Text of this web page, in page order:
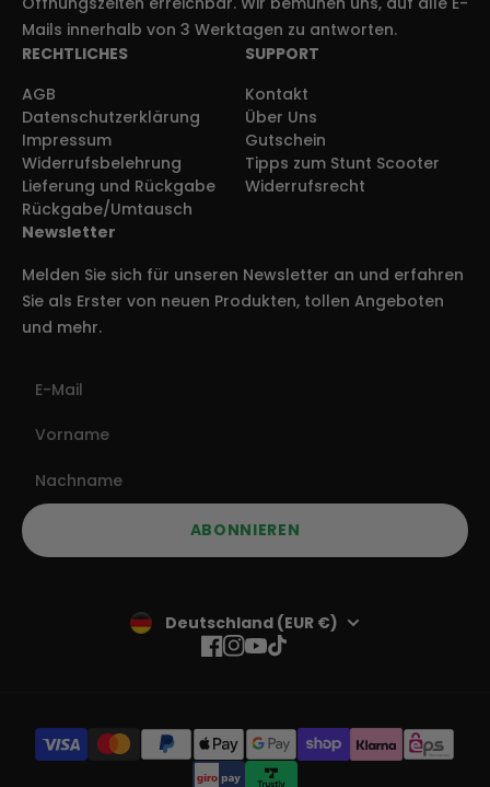
Mails innerhalb von 3 Werktagen zu antworten.
RECHTLICHES
AGB
Datenschutzerklärung
Impressum
Widerrufsbelehrung
Lieferung und Rückgabe
Rückgabe/Umtausch
SUPPORT
Kontakt
Über Uns
Gutschein
Tipps zum Stunt Scooter
Widerrufsrecht
Newsletter
Melden Sie sich für unseren Newsletter an und erfahren
Sie als Erster von neuen Produkten, tollen Angeboten
und mehr.
ABONNIEREN
Deutschland (EUR €)